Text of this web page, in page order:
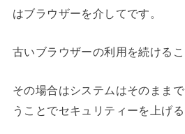
はブラウザーを介してです。
古いブラウザーの利用を続ける
その場合はシステムはそのまま
うことでセキュリティーを上げ